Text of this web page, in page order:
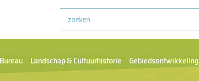
Zoeken
Bureau Landschap & Cultuurhistorie Gebiedsontwikkeling